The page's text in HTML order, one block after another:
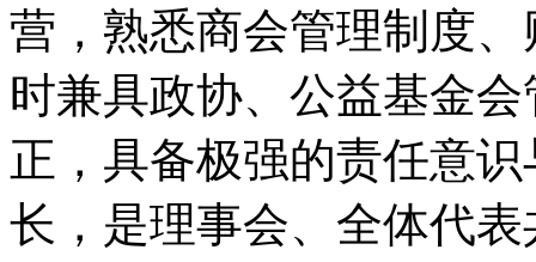
营，熟悉商会管理制度
时兼具政协、公益基金
正，具备极强的责任意
长，是理事会、全体代